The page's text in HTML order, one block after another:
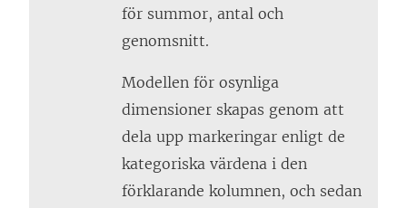
för summor, antal och
genomsnitt.
Modellen för osynliga
dimensioner skapas genom att
dela upp markeringar enligt de
kategoriska värdena i den
förklarande kolumnen, och sedan